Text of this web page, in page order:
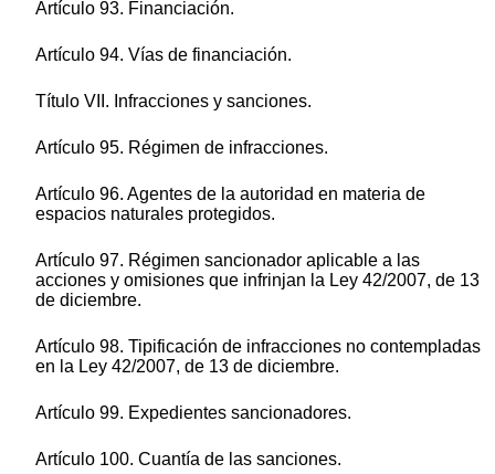
Artículo 93. Financiación.
Artículo 94. Vías de financiación.
Título VII. Infracciones y sanciones.
Artículo 95. Régimen de infracciones.
Artículo 96. Agentes de la autoridad en materia de
espacios naturales protegidos.
Artículo 97. Régimen sancionador aplicable a las
acciones y omisiones que infrinjan la Ley 42/2007, de 13
de diciembre.
Artículo 98. Tipificación de infracciones no contempladas
en la Ley 42/2007, de 13 de diciembre.
Artículo 99. Expedientes sancionadores.
Artículo 100. Cuantía de las sanciones.